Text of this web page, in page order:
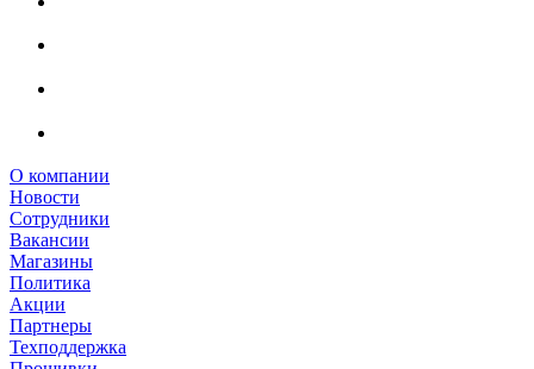
О компании
Новости
Сотрудники
Вакансии
Магазины
Политика
Акции
Партнеры
Техподдержка